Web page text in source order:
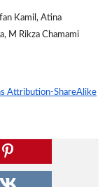
Kamil, Atina
M Rikza Chamami
Attribution-ShareAlike